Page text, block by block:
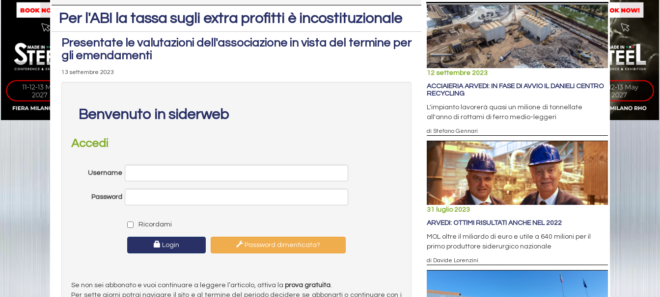
Per l'ABI la tassa sugli extra profitti è incostituzionale
Presentate le valutazioni dell'associazione in vista del termine per
gli emendamenti
13 settembre 2023
Benvenuto in siderweb
Accedi
Username
Password
Ricordami
Login Password dimenticata?
Se non sei abbonato e vuoi continuare a leggere l’articolo, attiva la prova gratuita.
Per sette giorni potrai navigare il sito e al termine del periodo decidere se abbonarti o continuare con i
12 settembre 2023
ACCIAIERIA ARVEDI: IN FASE DI AVVIO IL DANIELI CENTRO
RECYCLING
L'impianto lavorerà quasi un milione di tonnellate
all'anno di rottami di ferro medio-leggeri
di Stefano Gennari
31 luglio 2023
ARVEDI: OTTIMI RISULTATI ANCHE NEL 2022
MOL oltre il miliardo di euro e utile a 640 milioni per il
primo produttore siderurgico nazionale
di Davide Lorenzini